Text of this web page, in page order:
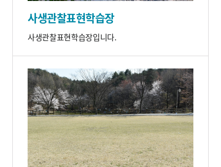
사생관찰표현학습장
사생관찰표현학습장입니다.